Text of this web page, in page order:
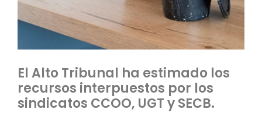
El Alto Tribunal ha estimado los
recursos interpuestos por los
sindicatos CCOO, UGT y SECB.